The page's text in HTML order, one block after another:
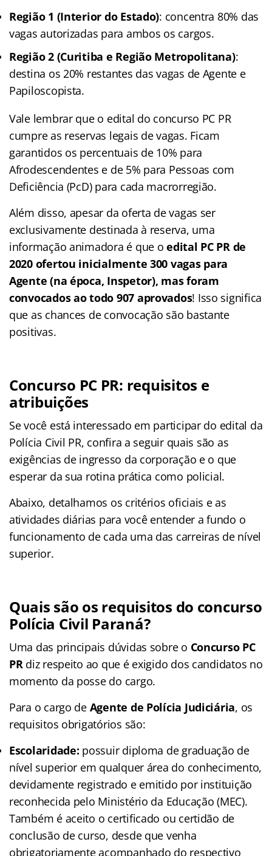
Região 1 (Interior do Estado): concentra 80% das
vagas autorizadas para ambos os cargos.
Região 2 (Curitiba e Região Metropolitana):
destina os 20% restantes das vagas de Agente e
Papiloscopista.
Vale lembrar que o edital do concurso PC PR
cumpre as reservas legais de vagas. Ficam
garantidos os percentuais de 10% para
Afrodescendentes e de 5% para Pessoas com
Deficiência (PcD) para cada macrorregião.
Além disso, apesar da oferta de vagas ser
exclusivamente destinada à reserva, uma
informação animadora é que oedital PC PR de
2020 ofertou inicialmente 300 vagas para
Agente (na época, Inspetor), mas foram
convocados ao todo 907 aprovados! Isso significa
que as chances de convocação são bastante
positivas.
Concurso PC PR: requisitos e
atribuições
Se você está interessado em participar do edital da
Polícia Civil PR, confira a seguir quais são as
exigências de ingresso da corporação e o que
esperar da sua rotina prática como policial.
Abaixo, detalhamos os critérios oficiais e as
atividades diárias para você entender a fundo o
funcionamento de cada uma das carreiras de nível
superior.
Quais são os requisitos do concurso
Polícia Civil Paraná?
Uma das principais dúvidas sobre o Concurso PC
PRdiz respeito ao que é exigido dos candidatos no
momento da posse do cargo.
Para o cargo de Agente de Polícia Judiciária, os
requisitos obrigatórios são:
Escolaridade: possuir diploma de graduação de
nível superior em qualquer área do conhecimento,
devidamente registrado e emitido por instituição
reconhecida pelo Ministério da Educação (MEC).
Também é aceito o certificado ou certidão de
conclusão de curso, desde que venha
obrigatoriamente acompanhado do respectivo